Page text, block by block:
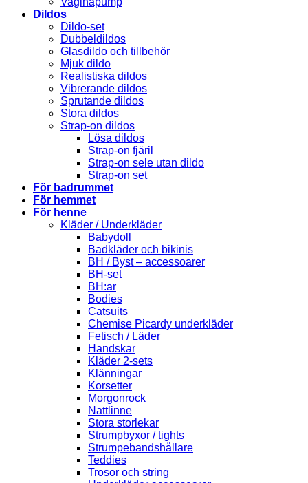
Dildos
Dildo-set
Dubbeldildos
Glasdildo och tillbehör
Mjuk dildo
Realistiska dildos
Vibrerande dildos
Sprutande dildos
Stora dildos
Strap-on dildos
Lösa dildos
Strap-on fjäril
Strap-on sele utan dildo
Strap-on set
För badrummet
För hemmet
För henne
Kläder / Underkläder
Babydoll
Badkläder och bikinis
BH / Byst – accessoarer
BH-set
BH:ar
Bodies
Catsuits
Chemise Picardy underkläder
Fetisch / Läder
Handskar
Kläder 2-sets
Klänningar
Korsetter
Morgonrock
Nattlinne
Stora storlekar
Strumpbyxor / tights
Strumpebandshållare
Teddies
Trosor och string